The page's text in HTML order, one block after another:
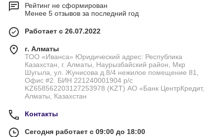
Рейтинг не сформирован
Менее 5 отзывов за последний год
Работает с 26.07.2022
г. Алматы
ТОО «Иванса» Юридический адрес: Республика
Казахстан, г. Алматы, Наурызбайский район, Мкр
Шугыла, ул. Жунисова д.8/4 нежилое помещение 81,
Офис #2. БИН 221240001904 р/с
KZ658562203127253978 (KZT) АО «Банк ЦентрКредит,
Алматы, Казахстан
Контакты
Сегодня работает с 09:00 до 18:00